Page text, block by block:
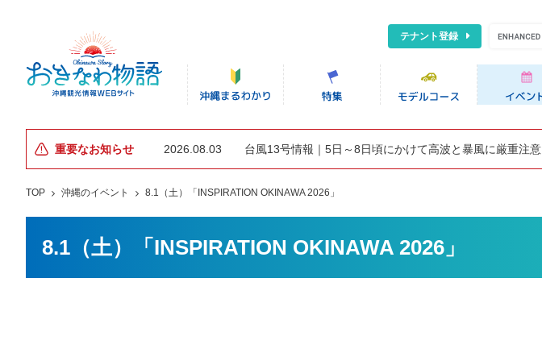
テナント登録
重要なお知らせ 2026.08.03 台風13号情報｜5日～8日頃にかけて高波と暴風に厳重注意
TOP 沖縄のイベント 8.1（土）「INSPIRATION OKINAWA 2026」
8.1（土）「INSPIRATION OKINAWA 2026」